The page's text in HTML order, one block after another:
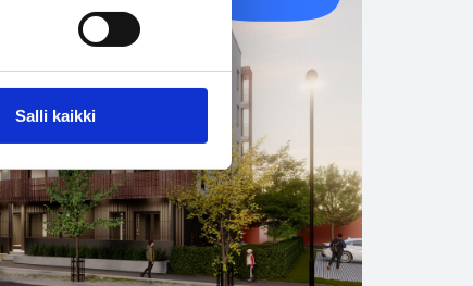
Salli kaikki